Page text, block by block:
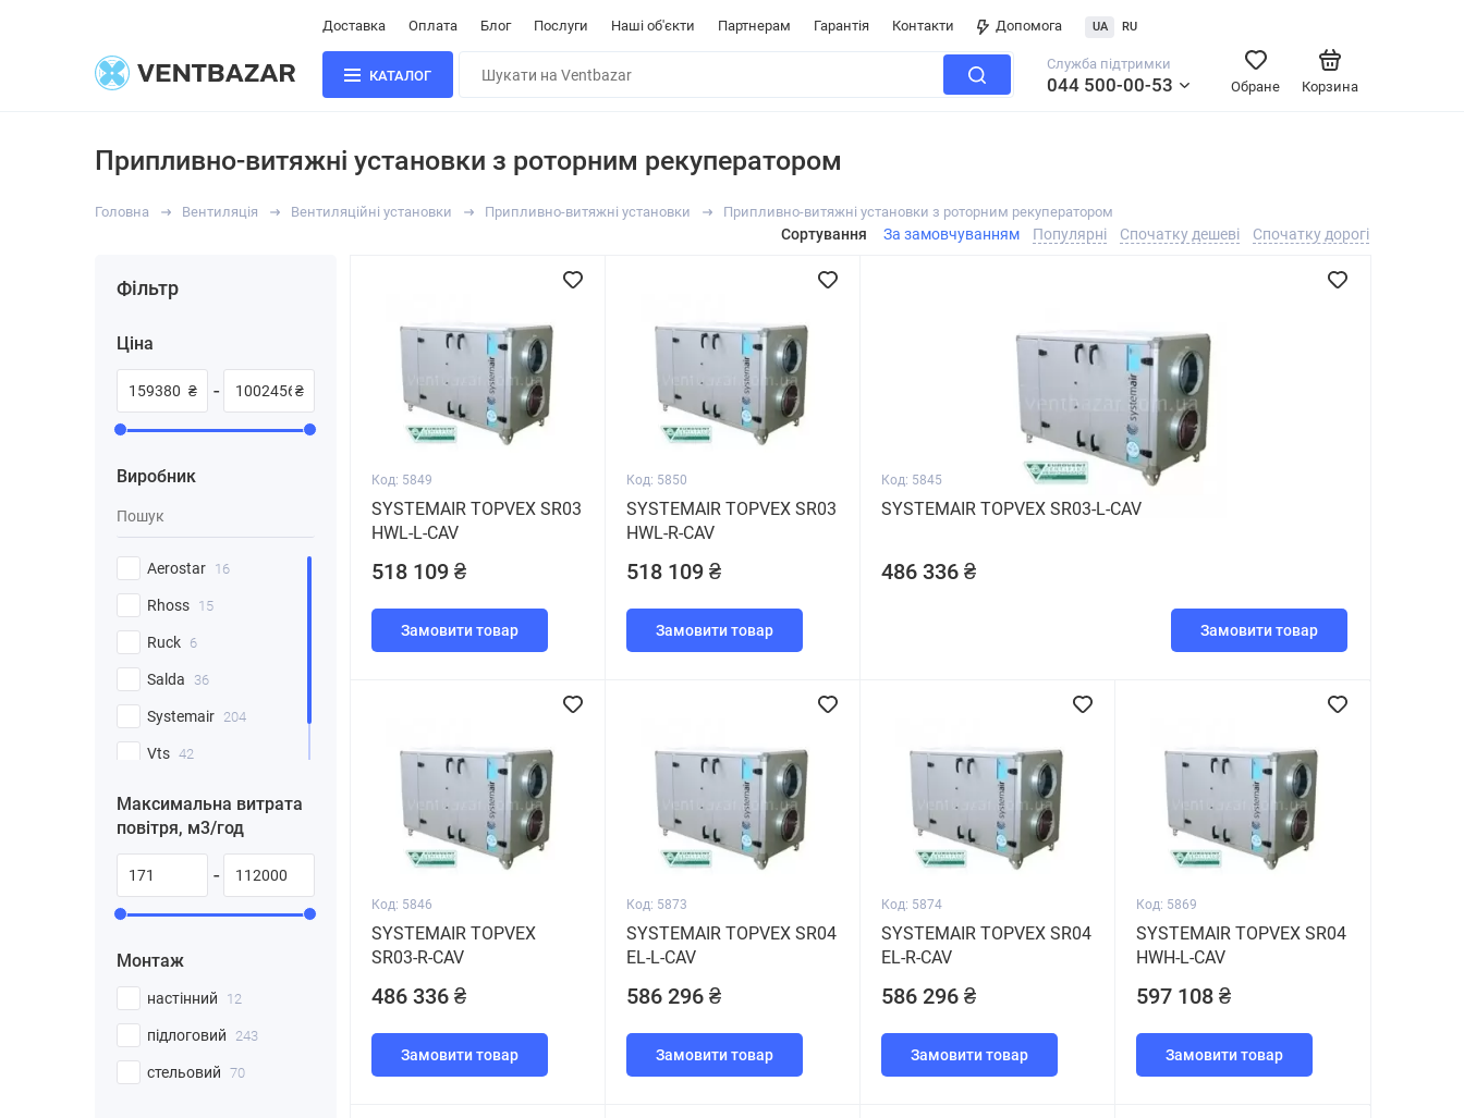
Доставка Оплата Блог Послуги Наші об'єкти Партнерам Гарантія Контакти Допомога UA RU
КАТАЛОГ
Служба підтримки
044 500-00-53 Корзина
Обране
Припливно-витяжні установки з роторним рекуператором
Головна Вентиляція Вентиляційні установки Припливно-витяжні установки Припливно-витяжні установки з роторним рекуператором
Сортування За замовчуванням Популярні Спочатку дешеві Спочатку дорогі
Фільтр
Ціна
₴ - ₴
Виробник
Aerostar 16
Rhoss 15
Ruck 6
Salda 36
Systemair 204
Vts 42
Максимальна витрата
повітря, м3/год
-
Монтаж
настінний 12
підлоговий 243
стельовий 70
Код: 5849
SYSTEMAIR TOPVEX SR03
HWL-L-CAV
518 109 ₴
Замовити товар
Код: 5850
SYSTEMAIR TOPVEX SR03
HWL-R-CAV
518 109 ₴
Замовити товар
Код: 5845
SYSTEMAIR TOPVEX SR03-L-CAV
486 336 ₴
Замовити товар
Код: 5846
SYSTEMAIR TOPVEX
SR03-R-CAV
486 336 ₴
Замовити товар
Код: 5873
SYSTEMAIR TOPVEX SR04
EL-L-CAV
586 296 ₴
Замовити товар
Код: 5874
SYSTEMAIR TOPVEX SR04
EL-R-CAV
586 296 ₴
Замовити товар
Код: 5869
SYSTEMAIR TOPVEX SR04
HWH-L-CAV
597 108 ₴
Замовити товар